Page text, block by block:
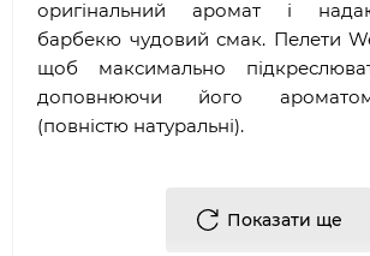
оригінальний аромат і
барбекю чудовий смак. Пелети
щоб максимально
доповнюючи його
(повністю натуральні).
добавок, 100% аромату
Показати ще